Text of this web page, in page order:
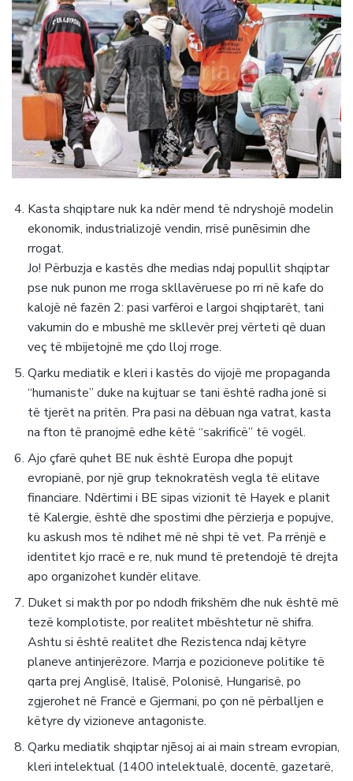
Kasta shqiptare nuk ka ndër mend të ndryshojë modelin
ekonomik, industrializojë vendin, rrisë punēsimin dhe
rrogat.
Jo! Përbuzja e kastës dhe medias ndaj popullit shqiptar
pse nuk punon me rroga skllavëruese po rri në kafe do
kalojë në fazën 2: pasi varfëroi e largoi shqiptarët, tani
vakumin do e mbushë me skllevër prej vërteti që duan
veç të mbijetojnë me çdo lloj rroge.
Qarku mediatik e kleri i kastës do vijojë me propaganda
“humaniste” duke na kujtuar se tani është radha jonë si
të tjerët na pritën. Pra pasi na dëbuan nga vatrat, kasta
na fton të pranojmë edhe këtë “sakrificë” të vogël.
Ajo çfarë quhet BE nuk është Europa dhe popujt
evropianë, por një grup teknokratësh vegla të elitave
financiare. Ndërtimi i BE sipas vizionit të Hayek e planit
të Kalergie, është dhe spostimi dhe përzierja e popujve,
ku askush mos të ndihet më në shpi të vet. Pa rrënjë e
identitet kjo rracë e re, nuk mund të pretendojë të drejta
apo organizohet kundër elitave.
Duket si makth por po ndodh frikshëm dhe nuk është më
tezë komplotiste, por realitet mbështetur në shifra.
Ashtu si është realitet dhe Rezistenca ndaj këtyre
planeve antinjerëzore. Marrja e pozicioneve politike të
qarta prej Anglisë, Italisë, Polonisë, Hungarisë, po
zgjerohet në Francë e Gjermani, po çon në përballjen e
këtyre dy vizioneve antagoniste.
Qarku mediatik shqiptar njēsoj ai ai main stream evropian,
kleri intelektual (1400 intelektualë, docentë, gazetarë,